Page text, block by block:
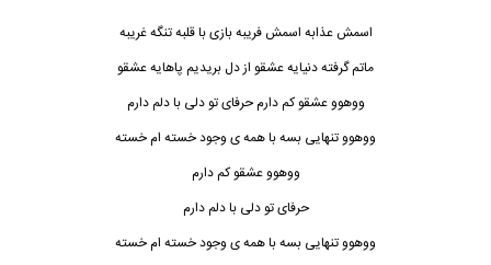
اسمش عذابه اسمش فریبه بازی با قلبه تنگه غریبه
ماتم گرفته دنیایه عشقو از دل بریدیم پاهایه عشقو
ووهوو عشقو کم دارم حرفای تو دلی با دلم دارم
ووهوو تنهایی بسه با همه ی وجود خسته ام خسته
ووهوو عشقو کم دارم
حرفای تو دلی با دلم دارم
ووهوو تنهایی بسه با همه ی وجود خسته ام خسته